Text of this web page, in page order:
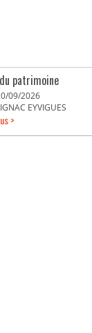
patrimoine
09/2026
EYVIGUES
>